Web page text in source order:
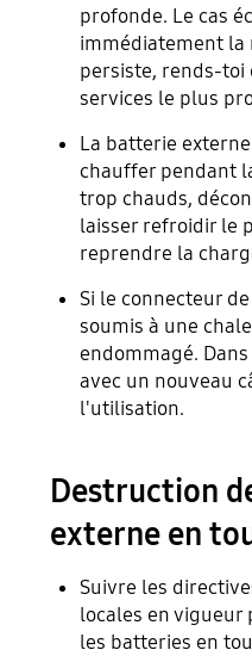
profonde. Le cas
immédiatement la
persiste, rends-toi
services le plus
La batterie
chauffer pendant
trop chauds,
laisser refroidir le
reprendre la
Si le connecteur
soumis à une
endommagé.
avec un nouveau
l'utilisation.
Destruction
externe en
Suivre les
locales en
les batteries en